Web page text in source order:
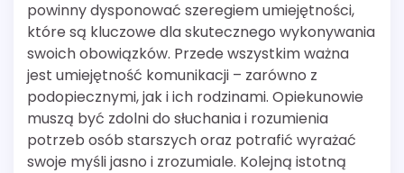
powinny dysponować szeregiem umiejętności,
które są kluczowe dla skutecznego wykonywania
swoich obowiązków. Przede wszystkim ważna
jest umiejętność komunikacji – zarówno z
podopiecznymi, jak i ich rodzinami. Opiekunowie
muszą być zdolni do słuchania i rozumienia
potrzeb osób starszych oraz potrafić wyrażać
swoje myśli jasno i zrozumiale. Kolejną istotną